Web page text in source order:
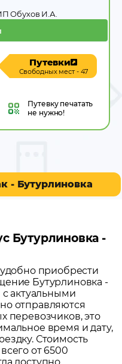
Обухов И.А.
Путевки
Свободных мест - 47
Путевкупечатать
не нужно!
- Бутурлиновка
Бутурлиновка -
приобрести
Бутурлиновка -
с актуальными
отправляются
перевозчиков, это
время и дату,
Стоимость
от 6500